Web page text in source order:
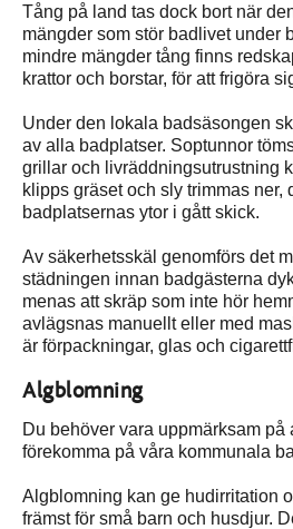
Tång på land tas dock bort när
mängder som stör badlivet under
mindre mängder tång finns
krattor och borstar, för att frigöra
Under den lokala badsäsongen
av alla badplatser. Soptunnor
grillar och livräddningsutrustning
klipps gräset och sly trimmas ner,
badplatsernas ytor i gått skick.
Av säkerhetsskäl genomförs det
städningen innan badgästerna
menas att skräp som inte hör
avlägsnas manuellt eller med
är förpackningar, glas och
Algblomning
Du behöver vara uppmärksam på
förekomma på våra kommunala
Algblomning kan ge hudirritation
främst för små barn och husdjur.